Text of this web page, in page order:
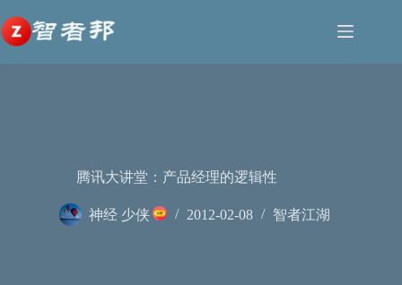
至
内
容
腾讯大讲堂：产品经理的逻辑性
神经 少侠 2012-02-08 智者江湖